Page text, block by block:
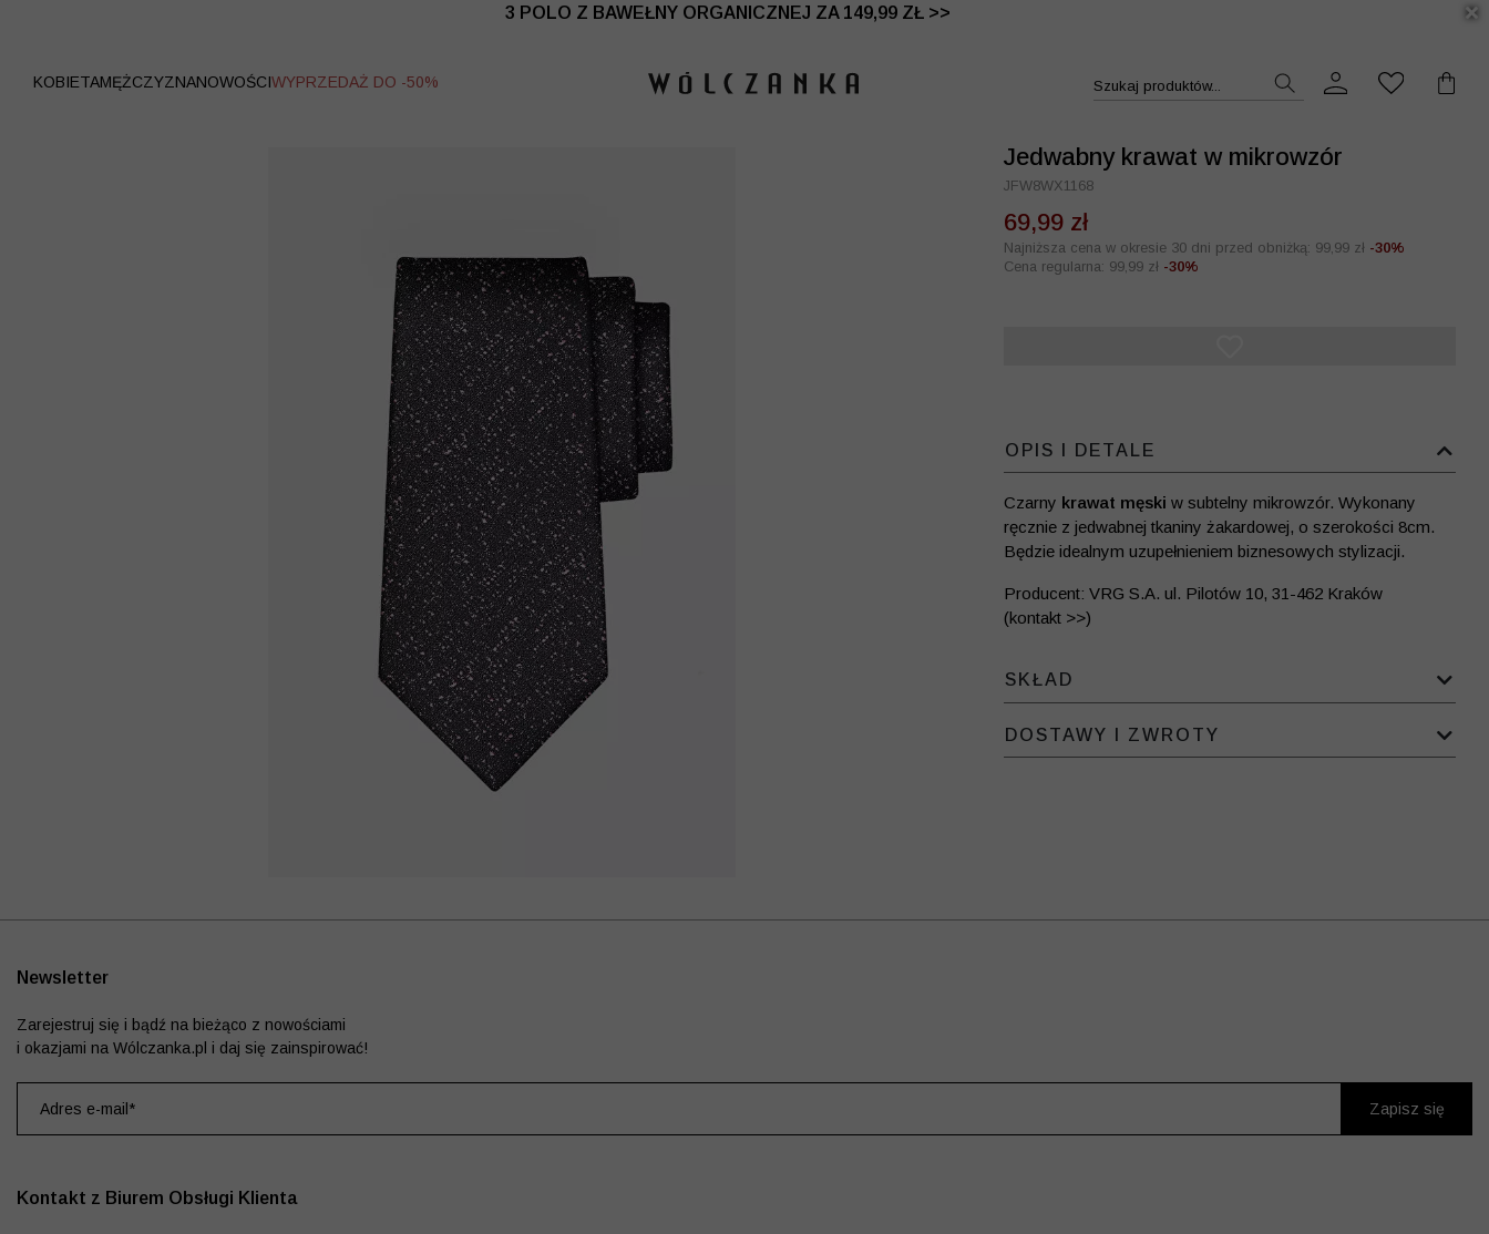
3 POLO Z BAWEŁNY ORGANICZNEJ ZA 149,99 ZŁ >>
WYPRZEDAŻ DO -50% | DODATKOWE -30% NA DRUGI I TRZECI PRODUKT >>
KOBIETAMĘŻCZYZNANOWOŚCIWYPRZEDAŻ DO -50% Szukaj produktów...
Jedwabny krawat w mikrowzór
JFW8WX1168
69,99 zł
Najniższa cena w okresie 30 dni przed obniżką: 99,99 zł -30%
Cena regularna: 99,99 zł -30%
OPIS I DETALE
Czarny krawat męski w subtelny mikrowzór. Wykonany
ręcznie z jedwabnej tkaniny żakardowej, o szerokości 8cm.
Będzie idealnym uzupełnieniem biznesowych stylizacji.
Producent: VRG S.A. ul. Pilotów 10, 31-462 Kraków
(kontakt >>)
SKŁAD
DOSTAWY I ZWROTY
Kontakt z Biurem Obsługi Klienta
Newsletter
Zarejestruj się i bądź na bieżąco z nowościami
i okazjami na Wólczanka.pl i daj się zainspirować!